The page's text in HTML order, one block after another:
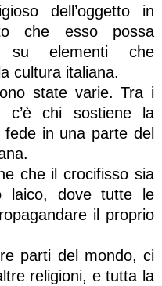
dell’oggetto in
che esso possa
su elementi che
cultura italiana.
state varie. Tra i
c’è chi sostiene la
in una parte del
che il crocifisso sia
laico, dove tutte le
il proprio
parti del mondo, ci
religioni, e tutta la